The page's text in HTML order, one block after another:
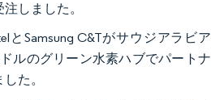
しました。
とSamsung C&Tがサウジアラビア
ルのグリーン水素ハブでパートナ
た。